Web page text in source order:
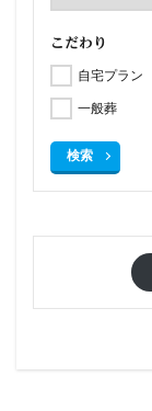
こだわり
自宅プラン
一般葬
検索